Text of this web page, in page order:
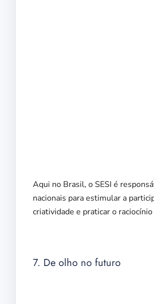
Aqui no Brasil, o SESI é
nacionais para estimular a
criatividade e praticar o
7. De olho no futuro